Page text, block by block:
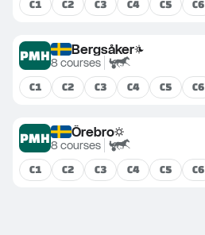
C1 C2 C3 C4 C5 C6
PMH Bergsåker
8 courses
C1 C2 C3 C4 C5 C6
PMH Örebro
8 courses
C1 C2 C3 C4 C5 C6